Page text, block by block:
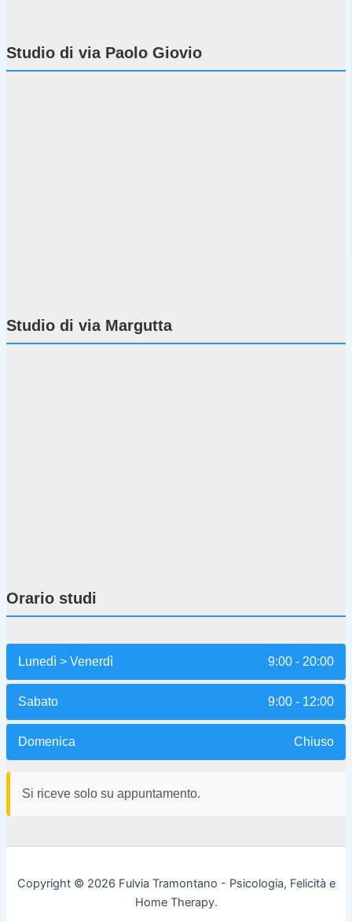
Studio di via Paolo Giovio
Studio di via Margutta
Orario studi
Lunedì > Venerdì 9:00 - 20:00
Sabato 9:00 - 12:00
Domenica Chiuso
Si riceve solo su appuntamento.
Copyright © 2026 Fulvia Tramontano - Psicologia, Felicità e
Home Therapy.